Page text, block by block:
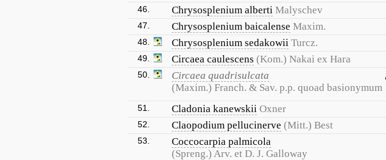
46.
Chrysosplenium alberti Malyschev
47.
Chrysosplenium baicalense Maxim.
48.
Chrysosplenium sedakowii Turcz.
49.
Circaea caulescens (Kom.) Nakai ex Hara
50.
Circaea quadrisulcata
(Maxim.) Franch. & Sav. p.p. quoad basionymum
51.
Cladonia kanewskii Oxner
52.
Claopodium pellucinerve (Mitt.) Best
53.
Coccocarpia palmicola
(Spreng.) Arv. et D. J. Galloway